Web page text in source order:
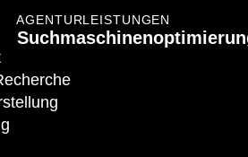
AGENTURLEISTUNGEN